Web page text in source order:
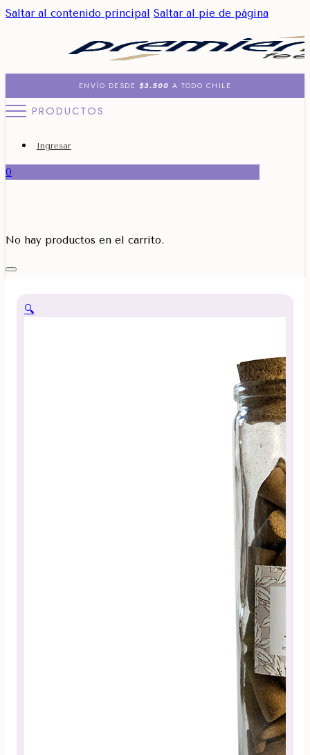
Saltar al contenido principal Saltar al pie de página
ENVÍO DESDE $3.500 A TODO CHILE
PRODUCTOS
Ingresar
0
No hay productos en el carrito.
🔍